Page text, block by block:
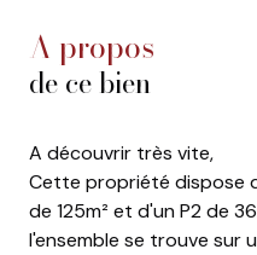
a propos
de ce bien
A découvrir très vite,
Cette propriété dispose
de 125m² et d'un P2 de
l'ensemble se trouve sur